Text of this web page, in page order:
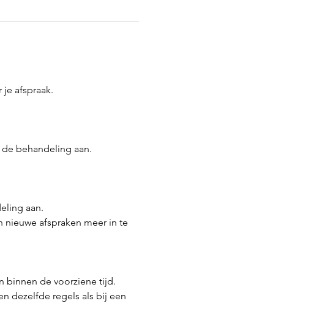
afspraak.
behandeling aan.
aan.
afspraken meer in te
binnen de voorziene tijd.
dezelfde regels als bij een